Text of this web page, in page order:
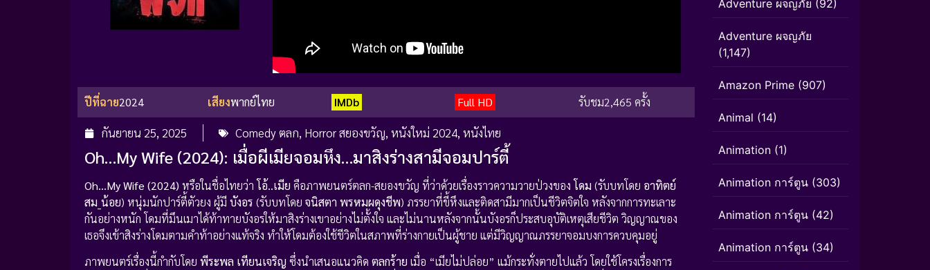
ปีที่ฉาย2024 เสียงพากย์ไทย IMDb Full HD รับชม2,465 ครั้ง
กันยายน 25, 2025 Comedy ตลก, Horror สยองขวัญ, หนังใหม่ 2024, หนังไทย
Oh…My Wife (2024): เมื่อผีเมียจอมหึง…มาสิงร่างสามีจอมปาร์ตี้
Oh…My Wife (2024) หรือในชื่อไทยว่า โอ้..เมีย คือภาพยนตร์ตลก-สยองขวัญ ที่ว่าด้วยเรื่องราวความวายป่วงของ โดม (รับบทโดย อาทิตย์
สม_น้อย) หนุ่มนักปาร์ตี้ตัวยง ผู้มี บังอร (รับบทโดย จนิสตา พรหมผดุงชีพ) ภรรยาที่ขี้หึงและติดสามีมากเป็นชีวิตจิตใจ หลังจากการทะเลาะ
กันอย่างหนัก โดมที่มึนเมาได้ท้าทายบังอรให้มาสิงร่างเขาอย่างไม่ตั้งใจ และไม่นานหลังจากนั้นบังอรก็ประสบอุบัติเหตุเสียชีวิต วิญญาณของ
เธอจึงเข้าสิงร่างโดมตามคำท้าอย่างแท้จริง ทำให้โดมต้องใช้ชีวิตในสภาพที่ร่างกายเป็นผู้ชาย แต่มีวิญญาณภรรยาจอมบงการควบคุมอยู่
ภาพยนตร์เรื่องนี้กำกับโดย พีระพล เทียนเจริญ ซึ่งนำเสนอแนวคิด ตลกร้าย เมื่อ “เมียไม่ปล่อย” แม้กระทั่งตายไปแล้ว โดยใช้โครงเรื่องการ
Adventure ผจญภัย (92)
Adventure ผจญภัย
(1,147)
Amazon Prime (907)
Animal (14)
Animation (1)
Animation การ์ตูน (303)
Animation การ์ตูน (42)
Animation การ์ตูน (34)